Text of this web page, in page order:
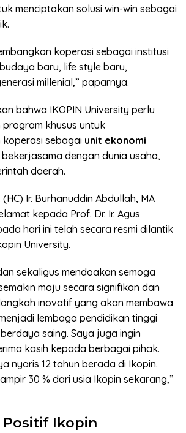
menciptakan solusi win-win sebagai
koperasi sebagai institusi
baru, life style baru,
millenial,” paparnya.
bahwa IKOPIN University perlu
khusus untuk
sebagai unit ekonomi
bekerjasama dengan dunia usaha,
daerah.
Ir. Burhanuddin Abdullah, MA
kepada Prof. Dr. Ir. Agus
hari ini telah secara resmi dilantik
University.
sekaligus mendoakan semoga
maju secara signifikan dan
inovatif yang akan membawa
lembaga pendidikan tinggi
saing. Saya juga ingin
kasih kepada berbagai pihak.
nyaris 12 tahun berada di Ikopin.
30 % dari usia Ikopin sekarang,”
Positif Ikopin